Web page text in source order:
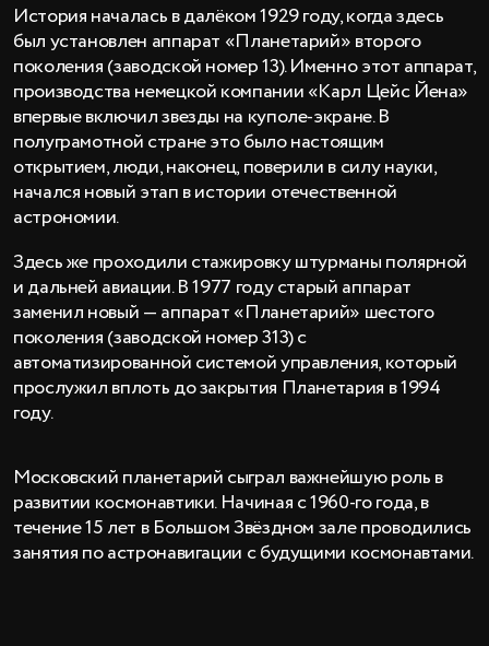
История началась в далёком 1929 году, когда здесь
был установлен аппарат «Планетарий» второго
поколения (заводской номер 13). Именно этот аппарат,
производства немецкой компании «Карл Цейс Йена»
впервые включил звезды на куполе-экране. В
полуграмотной стране это было настоящим
открытием, люди, наконец, поверили в силу науки,
начался новый этап в истории отечественной
астрономии.
Здесь же проходили стажировку штурманы полярной
и дальней авиации. В 1977 году старый аппарат
заменил новый — аппарат «Планетарий» шестого
поколения (заводской номер 313) с
автоматизированной системой управления, который
прослужил вплоть до закрытия Планетария в 1994
году.
Московский планетарий сыграл важнейшую роль в
развитии космонавтики. Начиная с 1960-го года, в
течение 15 лет в Большом Звёздном зале проводились
занятия по астронавигации с будущими космонавтами.